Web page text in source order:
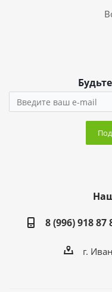
8 (996) 918 87
г.